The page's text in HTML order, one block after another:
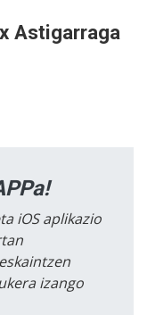
Astigarraga
iOS aplikazio
izango